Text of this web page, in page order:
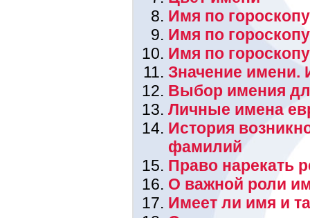
Имя по гороскопу
Имя по
Имя по
Значение
Выбор имения
Личные имена
История
фамилий
Право нарекать
О важной роли
Имеет ли имя и